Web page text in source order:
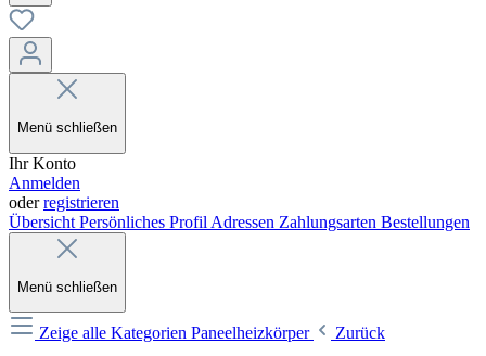
Menü schließen
Ihr Konto
Anmelden
oderregistrieren
Übersicht Persönliches Profil Adressen Zahlungsarten Bestellungen
Menü schließen
Zeige alle Kategorien Paneelheizkörper
Zurück